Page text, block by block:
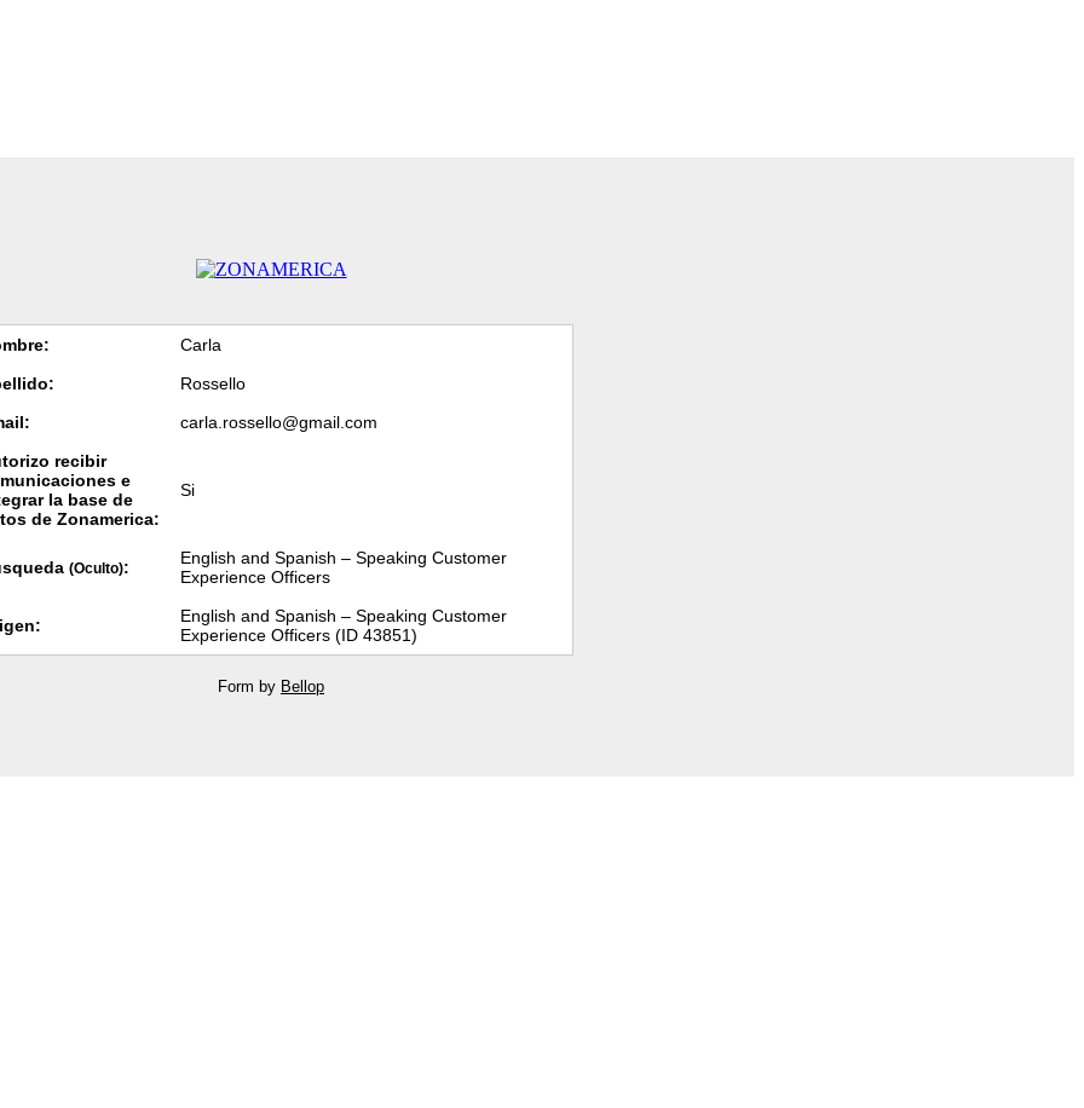
Carla
Rossello
carla.rossello@gmail.com
recibir
e
la base de
de Zonamerica:
Si
(Oculto):
English and Spanish – Speaking Customer
Experience Officers
English and Spanish – Speaking Customer
Experience Officers (ID 43851)
Form by Bellop